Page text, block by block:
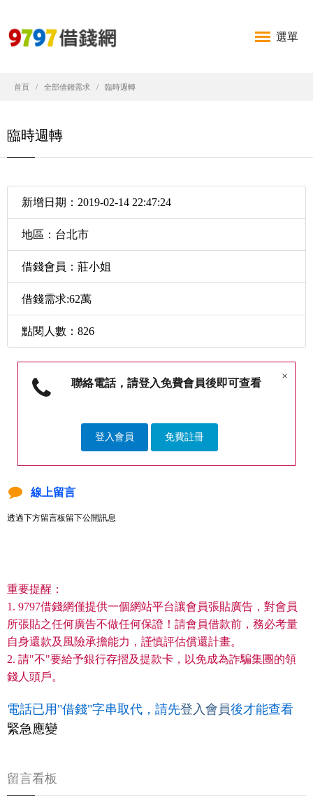
選單
首頁 全部借錢需求 臨時週轉
臨時週轉
新增日期：2019-02-14 22:47:24
地區：台北市
借錢會員：莊小姐
借錢需求:62萬
點閱人數：826
×
聯絡電話，請登入免費會員後即可查看
登入會員 免費註冊
線上留言
透過下方留言板留下公開訊息
重要提醒：
1. 9797借錢網僅提供一個網站平台讓會員張貼廣告，對會員
所張貼之任何廣告不做任何保證！請會員借款前，務必考量
自身還款及風險承擔能力，謹慎評估償還計畫。
2. 請"不"要給予銀行存摺及提款卡，以免成為詐騙集團的領
錢人頭戶。
電話已用"借錢"字串取代，請先登入會員後才能查看
緊急應變
留言看板